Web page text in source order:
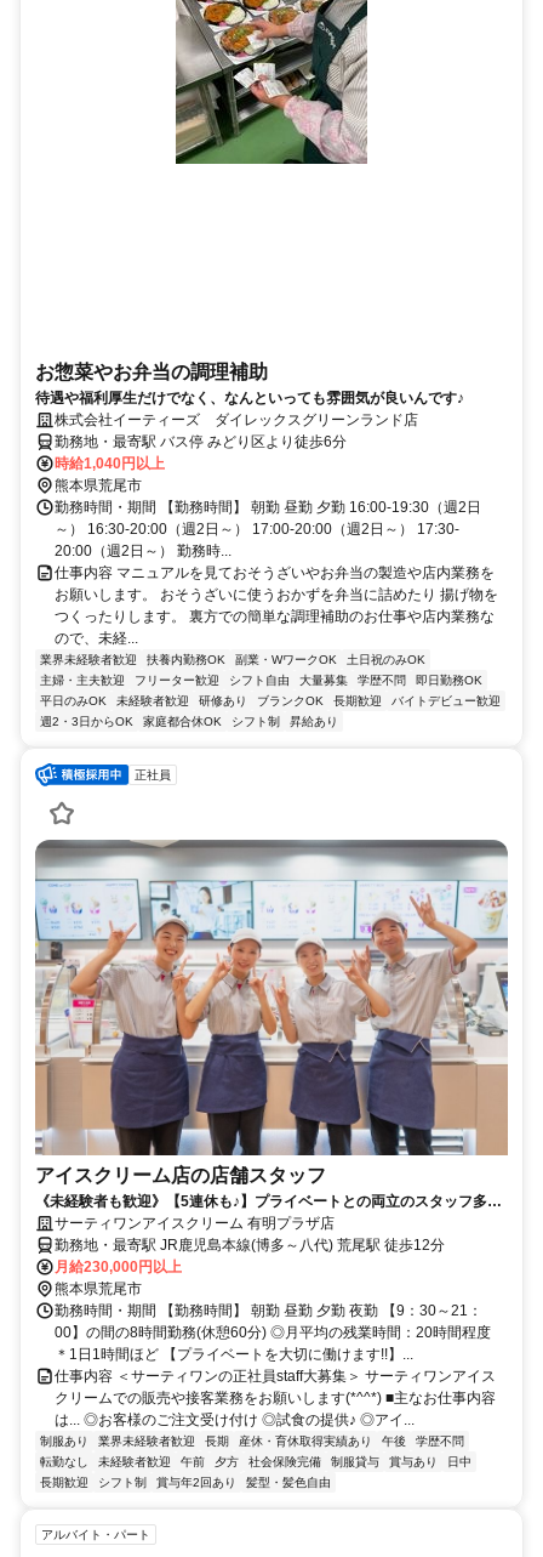
お惣菜やお弁当の調理補助
待遇や福利厚生だけでなく、なんといっても雰囲気が良いんです♪
株式会社イーティーズ ダイレックスグリーンランド店
勤務地・最寄駅 バス停 みどり区より徒歩6分
時給1,040円以上
熊本県荒尾市
勤務時間・期間 【勤務時間】 朝勤 昼勤 夕勤 16:00-19:30（週2日
～） 16:30-20:00（週2日～） 17:00-20:00（週2日～） 17:30-
20:00（週2日～） 勤務時...
仕事内容 マニュアルを見ておそうざいやお弁当の製造や店内業務を
お願いします。 おそうざいに使うおかずを弁当に詰めたり 揚げ物を
つくったりします。 裏方での簡単な調理補助のお仕事や店内業務な
ので、未経...
業界未経験者歓迎 扶養内勤務OK 副業・WワークOK
土日祝のみOK
主婦・主夫歓迎
フリーター歓迎 シフト自由 大量募集 学歴不問
即日勤務OK
平日のみOK
未経験者歓迎 研修あり ブランクOK 長期歓迎
バイトデビュー歓迎
週2・3日からOK
家庭都合休OK シフト制 昇給あり
正社員
アイスクリーム店の店舗スタッフ
《未経験者も歓迎》【5連休も♪】プライベートとの両立のスタッフ多数
活躍！◎髪色自由♪
サーティワンアイスクリーム 有明プラザ店
勤務地・最寄駅 JR鹿児島本線(博多～八代) 荒尾駅 徒歩12分
月給230,000円以上
熊本県荒尾市
勤務時間・期間 【勤務時間】 朝勤 昼勤 夕勤 夜勤 【9：30～21：
00】の間の8時間勤務(休憩60分) ◎月平均の残業時間：20時間程度
＊1日1時間ほど 【プライベートを大切に働けます!!】...
仕事内容 ＜サーティワンの正社員staff大募集＞ サーティワンアイス
クリームでの販売や接客業務をお願いします(*^^*) ■主なお仕事内容
は... ◎お客様のご注文受け付け ◎試食の提供♪ ◎アイ...
制服あり 業界未経験者歓迎 長期 産休・育休取得実績あり 午後
学歴不問
転勤なし
未経験者歓迎 午前 夕方 社会保険完備 制服貸与 賞与あり
日中
長期歓迎
シフト制 賞与年2回あり 髪型・髪色自由
アルバイト・パート